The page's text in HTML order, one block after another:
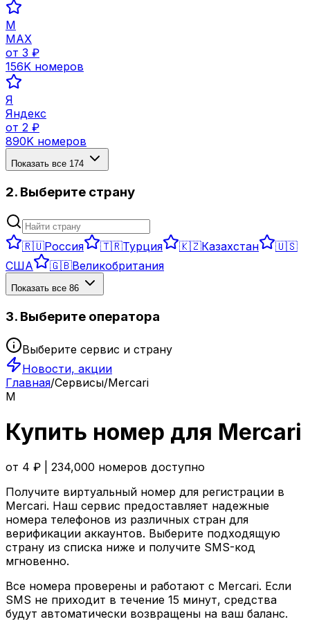
M
MAX
от 3 ₽
156K номеров
Я
Яндекс
от 2 ₽
890K номеров
Показать все 174
2. Выберите страну
🇷🇺Россия 🇹🇷Турция 🇰🇿Казахстан
🇺🇸
США
🇬🇧Великобритания
Показать все 86
3. Выберите оператора
Выберите сервис и страну
Новости, акции
Главная/Сервисы/Mercari
M
Купить номер для Mercari
от 4 ₽ | 234,000 номеров доступно
Получите виртуальный номер для регистрации в
Mercari. Наш сервис предоставляет надежные
номера телефонов из различных стран для
верификации аккаунтов. Выберите подходящую
страну из списка ниже и получите SMS-код
мгновенно.
Все номера проверены и работают с Mercari. Если
SMS не приходит в течение 15 минут, средства
будут автоматически возвращены на ваш баланс.